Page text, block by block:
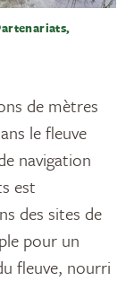
de mètres
le fleuve
navigation
est
des sites de
pour un
fleuve, nourri